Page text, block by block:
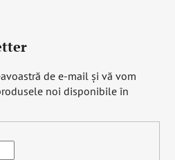
de e-mail şi vă vom
noi disponibile în